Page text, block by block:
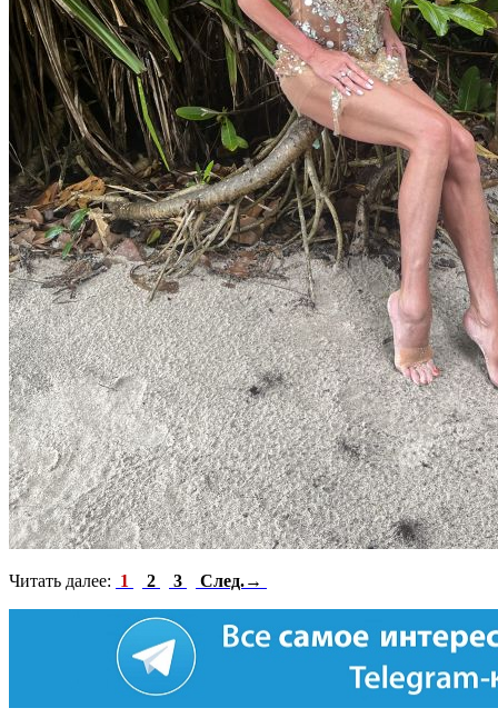
Читать далее: 1 2 3 След.→